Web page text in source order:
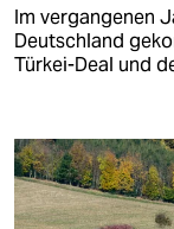
Im vergangenen
Deutschland
Türkei-Deal und